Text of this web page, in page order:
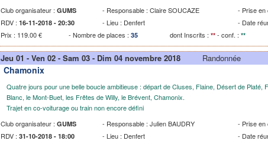
Club organisateur : GUMS - Responsable : Claire SOUCAZE - Prise en
RDV : 16-11-2018 - 20:30 - Lieu : Denfert - Date
Prix : 119.00 € - Nombre de places : 35 dont Inscrits :** - conf. : **
Jeu 01 - Ven 02 - Sam 03 - Dim 04 novembre 2018 Randonnée
Chamonix
Quatre jours pour une belle boucle ambitieuse : départ de Cluses, Flaine, Désert de Platé,
Blanc, le Mont-Buet, les Frêtes de Willy, le Brévent, Chamonix.
Trajet en co-voiturage ou train non encore défini
Club organisateur : GUMS - Responsable : Julien BAUDRY - Prise en
RDV : 31-10-2018 - 18:00 - Lieu : Denfert - Date